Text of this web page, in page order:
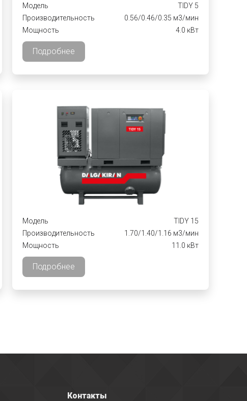
Модель
TIDY 5
Производительность
0.56/0.46/0.35 м3/мин
Мощность
4.0 кВт
Подробнее
Модель
TIDY 15
Производительность
1.70/1.40/1.16 м3/мин
Мощность
11.0 кВт
Подробнее
Контакты